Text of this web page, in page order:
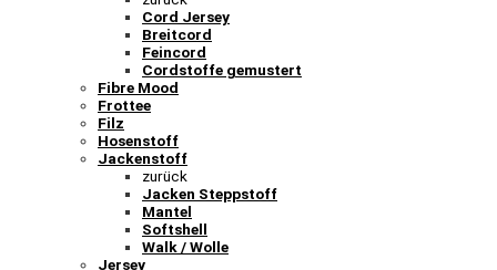
Cord Jersey
Breitcord
Feincord
Cordstoffe gemustert
Fibre Mood
Frottee
Filz
Hosenstoff
Jackenstoff
zurück
Jacken Steppstoff
Mantel
Softshell
Walk / Wolle
Jersey